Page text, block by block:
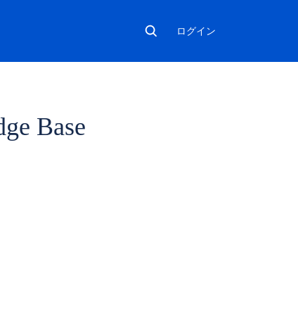
ログイン
Base